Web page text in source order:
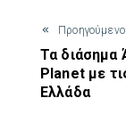
Τα διάσημα
Planet με
Ελλάδα